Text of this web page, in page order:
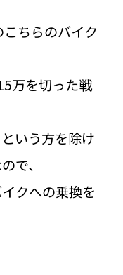
ちらのバイク
万を切った戦
いう方を除け
で、
クへの乗換を